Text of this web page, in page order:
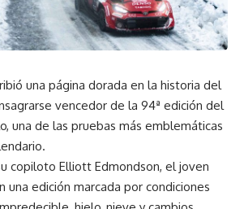
una página dorada en la historia del
vencedor de la 94ª edición del
una de las pruebas más emblemáticas
copiloto Elliott Edmondson, el joven
una edición marcada por condiciones